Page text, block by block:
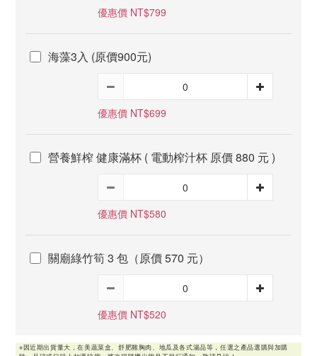
優惠價 NT$799
海藻3入 (原價900元)
優惠價 NT$699
營養鮮榨 健康滿杯 ( 電動榨汁杯 原價 880 元 )
優惠價 NT$580
關廟綠竹筍 3 包（原價 570 元）
優惠價 NT$520